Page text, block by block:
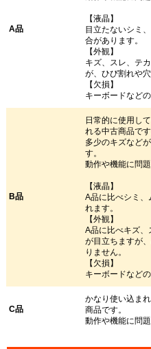
A品
【液晶】
目立たないシミ
合があります。
【外観】
キズ、スレ、テ
が、ひび割れや
【欠損】
キーボードなど
B品
日常的に使用し
れる中古商品です
多少のキズなど
す。
動作や機能に問
【液晶】
A品に比べシミ、
れます。
【外観】
A品に比べキズ
が目立ちますが
りません。
【欠損】
キーボードなど
C品
かなり使い込ま
商品です。
動作や機能に問